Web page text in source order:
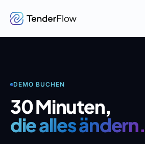
DEMO BUCHEN
30 Minuten,
die alles ändern.